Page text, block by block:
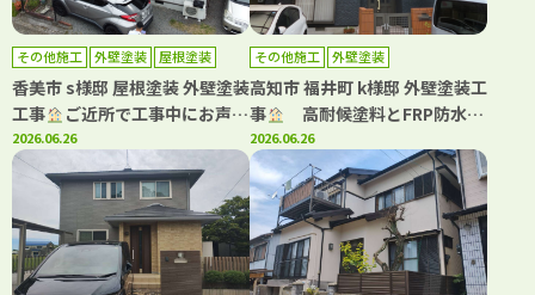
その他施工 外壁塗装 屋根塗装
香美市 s様邸 屋根塗装 外壁塗装
工事
ご近所で工事中にお声か
けいただき工事をさせていただ
きました
2026.06.26
その他施工 外壁塗装
高知市 福井町 k様邸 外壁塗装工
事
高耐候塗料とFRP防水
で、美しさと安心が続く住まい
へ！
2026.06.26